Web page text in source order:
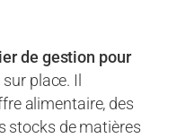
de gestion pour
place. Il
alimentaire, des
stocks de matières